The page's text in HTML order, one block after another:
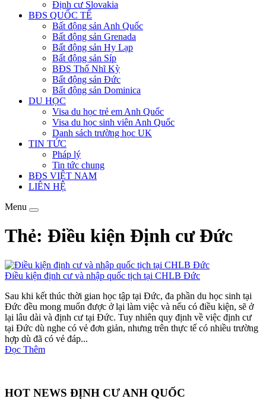
Định cư Slovakia
BĐS QUỐC TẾ
Bất động sản Anh Quốc
Bất động sản Grenada
Bất động sản Hy Lạp
Bất động sản Síp
BĐS Thổ Nhĩ Kỳ
Bất động sản Đức
Bất động sản Dominica
DU HỌC
Visa du học trẻ em Anh Quốc
Visa du học sinh viên Anh Quốc
Danh sách trường học UK
TIN TỨC
Pháp lý
Tin tức chung
BĐS VIỆT NAM
LIÊN HỆ
Menu
Thẻ: Điều kiện Định cư Đức
Điều kiện định cư và nhập quốc tịch tại CHLB Đức
Sau khi kết thúc thời gian học tập tại Đức, đa phần du học sinh tại
Đức đều mong muốn được ở lại làm việc và nếu có điều kiện, sẽ ở
lại lâu dài và định cư tại Đức. Tuy nhiên quy định về việc định cư
tại Đức dù nghe có vẻ đơn giản, nhưng trên thực tế có nhiều trường
hợp dù đã có vẻ đáp...
Đọc Thêm
HOT NEWS ĐỊNH CƯ ANH QUỐC